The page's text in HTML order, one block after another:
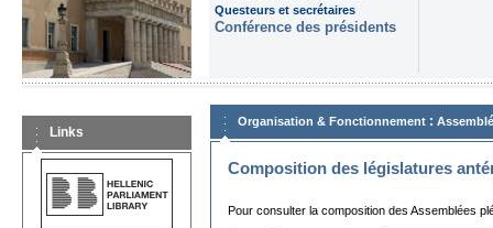
Questeurs et secrétaires
Conférence des présidents
Links
Organisation & Fonctionnement :
Composition des législatures
Pour consulter la composition des Assemblées